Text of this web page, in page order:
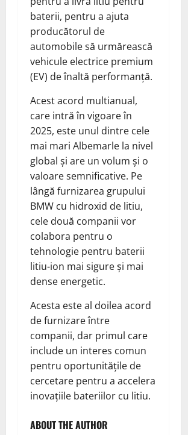
baterii, pentru a ajuta
producătorul de
automobile să urmărească
vehicule electrice premium
(EV) de înaltă performanță.
Acest acord multianual,
care intră în vigoare în
2025, este unul dintre cele
mai mari Albemarle la nivel
global și are un volum și o
valoare semnificative. Pe
lângă furnizarea grupului
BMW cu hidroxid de litiu,
cele două companii vor
colabora pentru o
tehnologie pentru baterii
litiu-ion mai sigure și mai
dense energetic.
Acesta este al doilea acord
de furnizare între
companii, dar primul care
include un interes comun
pentru oportunitățile de
cercetare pentru a accelera
inovațiile bateriilor cu litiu.
ABOUT THE AUTHOR